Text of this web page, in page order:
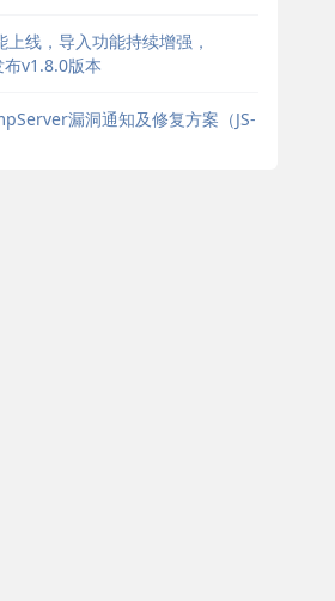
线，导入功能持续增强，
v1.8.0版本
漏洞通知及修复方案（JS-